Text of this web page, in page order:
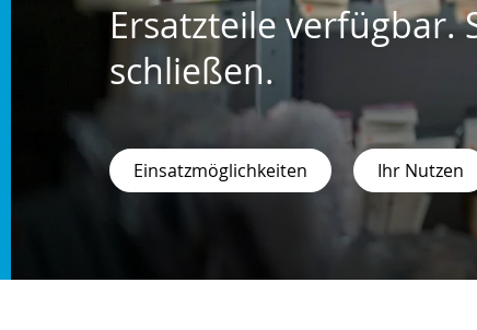
Ersatzteile verfügbar.
schließen.
Einsatzmöglichkeiten Ihr Nutzen